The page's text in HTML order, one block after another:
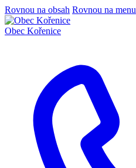
Rovnou na obsah Rovnou na menu
Obec Kořenice